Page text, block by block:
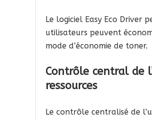
Le logiciel Easy Eco Driver
utilisateurs peuvent
mode d’économie de toner.
Contrôle central de
ressources
Le contrôle centralisé de